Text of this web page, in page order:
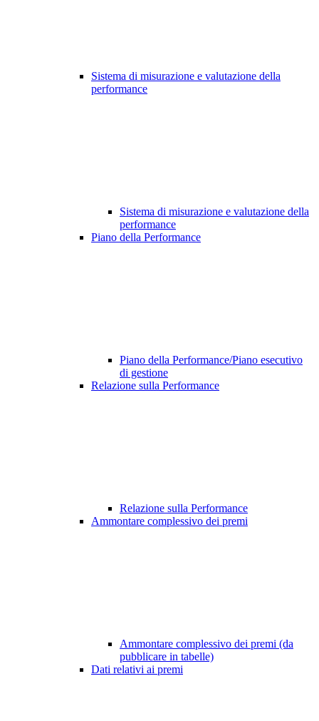
Sistema di misurazione e valutazione della
performance
Sistema di misurazione e valutazione della
performance
Piano della Performance
Piano della Performance/Piano esecutivo
di gestione
Relazione sulla Performance
Relazione sulla Performance
Ammontare complessivo dei premi
Ammontare complessivo dei premi (da
pubblicare in tabelle)
Dati relativi ai premi